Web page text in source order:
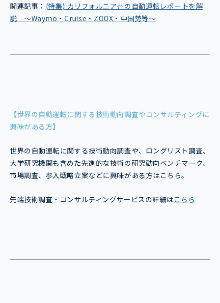
関連記事： (特集) カリフォルニア州の自動運転レポートを解
説 ～Waymo・Cruise・ZOOX・中国勢等～
【世界の自動運転に関する技術動向調査やコンサルティングに
興味がある方】
世界の自動運転に関する技術動向調査や、ロングリスト調査、
大学研究機関も含めた先進的な技術の研究動向ベンチマーク、
市場調査、参入戦略立案などに興味がある方はこちら。
先端技術調査・コンサルティングサービスの詳細はこちら